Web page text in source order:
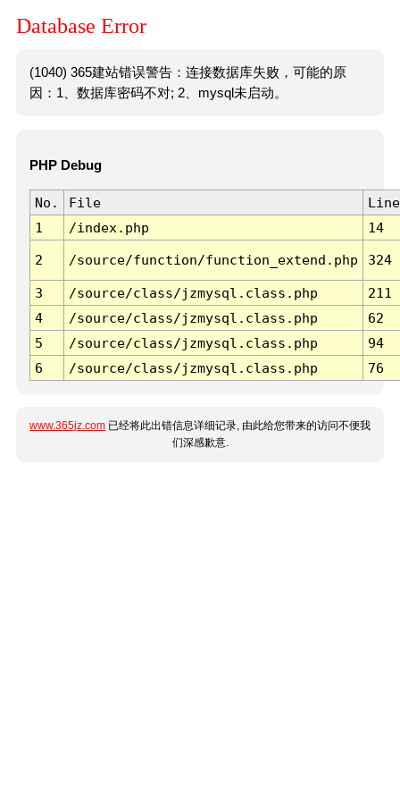
Database Error
(1040) 365建站错误警告：连接数据库失败，可能的原
因：1、数据库密码不对; 2、mysql未启动。
PHP Debug
No. File
Line
1
/index.php 14
2 /source/function/function_extend.php 324
3 /source/class/jzmysql.class.php
211
4
/source/class/jzmysql.class.php
62
5
/source/class/jzmysql.class.php
94
6
/source/class/jzmysql.class.php 76
www.365jz.com 已经将此出错信息详细记录, 由此给您带来的访问不便我
们深感歉意.